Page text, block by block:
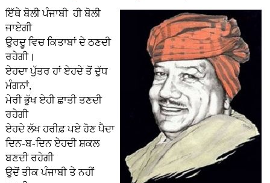
ਇੱਥੇ ਬੋਲੀ ਪੰਜਾਬੀ ਹੀ ਬੋਲੀ
ਜਾਏਗੀ
ਉਰਦੂ ਵਿਚ ਕਿਤਾਬਾਂ ਦੇ ਠਣਦੀ
ਰਹੇਗੀ।
ਏਹਦਾ ਪੁੱਤਰ ਹਾਂ ਏਹਦੇ ਤੋਂ ਦੁੱਧ
ਮੰਗਨਾਂ,
ਮੇਰੀ ਭੁੱਖ ਏਹੀ ਛਾਤੀ ਤਣਦੀ
ਰਹੇਗੀ
ਏਹਦੇ ਲੱਖ ਹਰੀਫ਼ ਪਏ ਹੋਣ ਪੈਦਾ
ਦਿਨ-ਬ-ਦਿਨ ਏਹਦੀ ਸ਼ਕਲ
ਬਣਦੀ ਰਹੇਗੀ
ਉਦੋਂ ਤੀਕ ਪੰਜਾਬੀ ਤੇ ਨਹੀਂ